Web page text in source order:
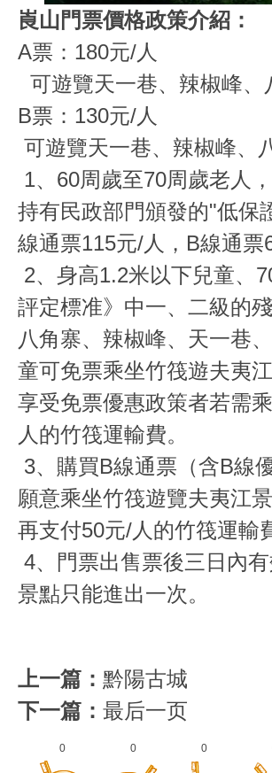
崀山門票價格政策介紹：
A票：180元/人
可遊覽天一巷、辣椒峰
B票：130元/人
可遊覽天一巷、辣椒峰、
1、60周歲至70周歲老人
持有民政部門頒發的"低保
線通票115元/人，B線通票
2、身高1.2米以下兒童、
評定標准》中一、二級的
八角寨、辣椒峰、天一巷
童可免票乘坐竹筏遊夫夷
享受免票優惠政策者若需
人的竹筏運輸費。
3、購買B線通票（含B線
願意乘坐竹筏遊覽夫夷江
再支付50元/人的竹筏運輸
4、門票出售票後三日內
景點只能進出一次。
上一篇： 黔陽古城
下一篇： 最后一页
0 0 0